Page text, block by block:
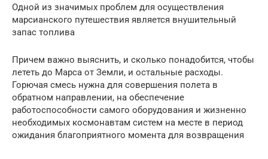
Одной из значимых проблем для осуществления
марсианского путешествия является внушительный
запас топлива
Причем важно выяснить, и сколько понадобится, чтобы
лететь до Марса от Земли, и остальные расходы.
Горючая смесь нужна для совершения полета в
обратном направлении, на обеспечение
работоспособности самого оборудования и жизненно
необходимых космонавтам систем на месте в период
ожидания благоприятного момента для возвращения